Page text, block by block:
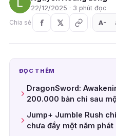
22/12/2025 · 3 phút đọc
Chia sẻ
A−
ĐỌC THÊM
DragonSword:
200.000 bản chỉ sau
Jump+ Jumble Rush
chưa đầy một năm phát